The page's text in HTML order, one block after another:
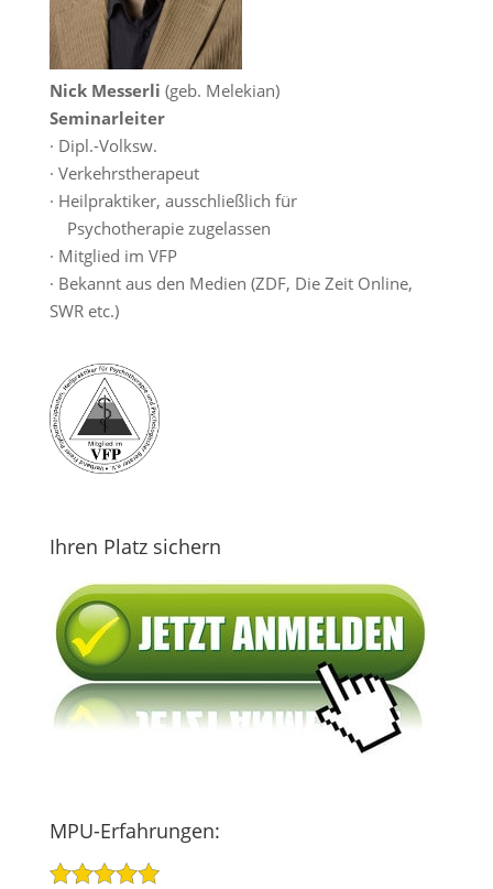
Nick Messerli (geb. Melekian)
Seminarleiter
· Dipl.-Volksw.
· Verkehrstherapeut
· Heilpraktiker, ausschließlich für
Psychotherapie zugelassen
· Mitglied im VFP
· Bekannt aus den Medien (ZDF, Die Zeit Online,
SWR etc.)
Ihren Platz sichern
MPU-Erfahrungen: